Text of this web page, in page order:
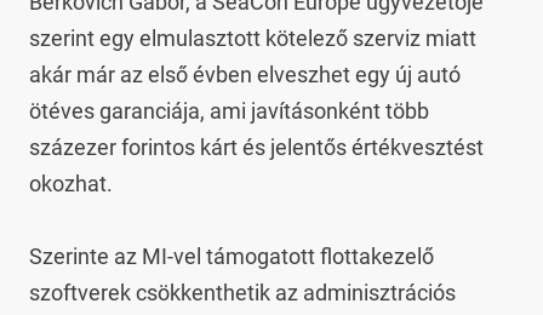
szerint egy elmulasztott kötelező szerviz miatt
akár már az első évben elveszhet egy új autó
ötéves garanciája, ami javításonként több
százezer forintos kárt és jelentős értékvesztést
okozhat.
Szerinte az MI-vel támogatott flottakezelő
szoftverek csökkenthetik az adminisztrációs